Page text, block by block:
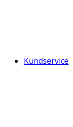
Kundservice